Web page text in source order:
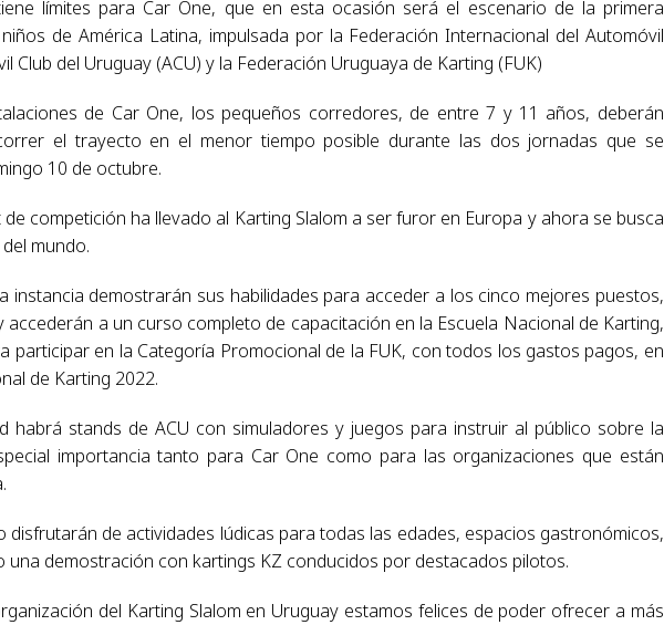
límites para Car One, que en esta ocasión será el escenario de la primera
de América Latina, impulsada por la Federación Internacional del Automóvil
Club del Uruguay (ACU) y la Federación Uruguaya de Karting (FUK)
de Car One, los pequeños corredores, de entre 7 y 11 años, deberán
el trayecto en el menor tiempo posible durante las dos jornadas que se
10 de octubre.
competición ha llevado al Karting Slalom a ser furor en Europa y ahora se busca
mundo.
instancia demostrarán sus habilidades para acceder a los cinco mejores puestos,
a un curso completo de capacitación en la Escuela Nacional de Karting,
participar en la Categoría Promocional de la FUK, con todos los gastos pagos, en
de Karting 2022.
habrá stands de ACU con simuladores y juegos para instruir al público sobre la
importancia tanto para Car One como para las organizaciones que están
disfrutarán de actividades lúdicas para todas las edades, espacios gastronómicos,
una demostración con kartings KZ conducidos por destacados pilotos.
del Karting Slalom en Uruguay estamos felices de poder ofrecer a más